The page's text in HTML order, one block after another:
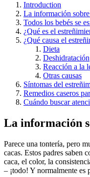
Introduction
La información sobre
Todos los bebés se
¿Qué es el
¿Qué causa el
Dieta
Deshidratación
Reacción a la
Otras causas
Síntomas del
Remedios caseros
Cuándo buscar
La información
Parece una tontería, pero
cacas. Estos padres saben
caca, el color, la
– ¡todo! Y normalmente es